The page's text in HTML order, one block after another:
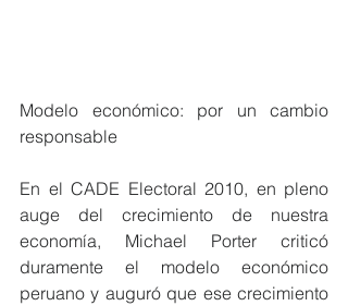
Modelo económico: por un cambio
responsable
En el CADE Electoral 2010, en pleno
auge del crecimiento de nuestra
economía, Michael Porter criticó
duramente el modelo económico
peruano y auguró que ese crecimiento